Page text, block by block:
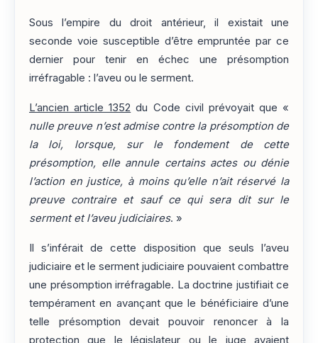
Sous l’empire du droit antérieur, il existait une
seconde voie susceptible d’être empruntée par ce
dernier pour tenir en échec une présomption
irréfragable : l’aveu ou le serment.
L’ancien article 1352 du Code civil prévoyait que «
nulle preuve n’est admise contre la présomption de
la loi, lorsque, sur le fondement de cette
présomption, elle annule certains actes ou dénie
l’action en justice, à moins qu’elle n’ait réservé la
preuve contraire et sauf ce qui sera dit sur le
serment et l’aveu judiciaires. »
Il s’inférait de cette disposition que seuls l’aveu
judiciaire et le serment judiciaire pouvaient combattre
une présomption irréfragable. La doctrine justifiait ce
tempérament en avançant que le bénéficiaire d’une
telle présomption devait pouvoir renoncer à la
protection que le législateur ou le juge avaient